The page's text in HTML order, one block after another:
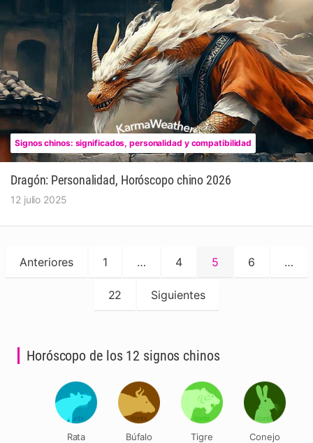
Signos chinos: significados, personalidad y compatibilidad
Dragón: Personalidad, Horóscopo chino 2026
12 julio 2025
Paginación
de
Anteriores 1 … 4 5 6 …
22 Siguientes
Horóscopo de los 12 signos chinos
Rata Búfalo Tigre Conejo